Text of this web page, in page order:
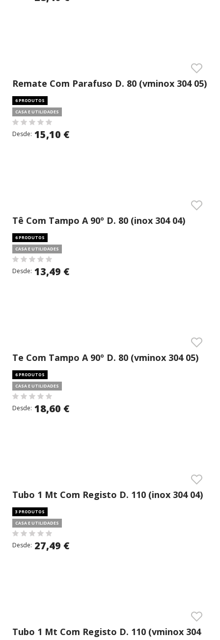
Remate Com Parafuso D. 80 (vminox 304 05)
6 PRODUTOS
CASA E UTILIDADES
Desde: 15,10 €
Tê Com Tampo A 90º D. 80 (inox 304 04)
6 PRODUTOS
CASA E UTILIDADES
Desde: 13,49 €
Te Com Tampo A 90º D. 80 (vminox 304 05)
6 PRODUTOS
CASA E UTILIDADES
Desde: 18,60 €
Tubo 1 Mt Com Registo D. 110 (inox 304 04)
3 PRODUTOS
CASA E UTILIDADES
Desde: 27,49 €
Tubo 1 Mt Com Registo D. 110 (vminox 304